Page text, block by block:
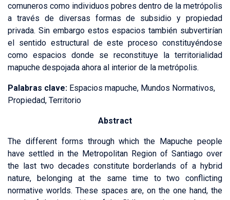
comuneros como individuos pobres dentro de la metrópolis
a través de diversas formas de subsidio y propiedad
privada. Sin embargo estos espacios también subvertirían
el sentido estructural de este proceso constituyéndose
como espacios donde se reconstituye la territorialidad
mapuche despojada ahora al interior de la metrópolis.
Palabras clave: Espacios mapuche, Mundos Normativos,
Propiedad, Territorio
Abstract
The different forms through which the Mapuche people
have settled in the Metropolitan Region of Santiago over
the last two decades constitute borderlands of a hybrid
nature, belonging at the same time to two conflicting
normative worlds. These spaces are, on the one hand, the